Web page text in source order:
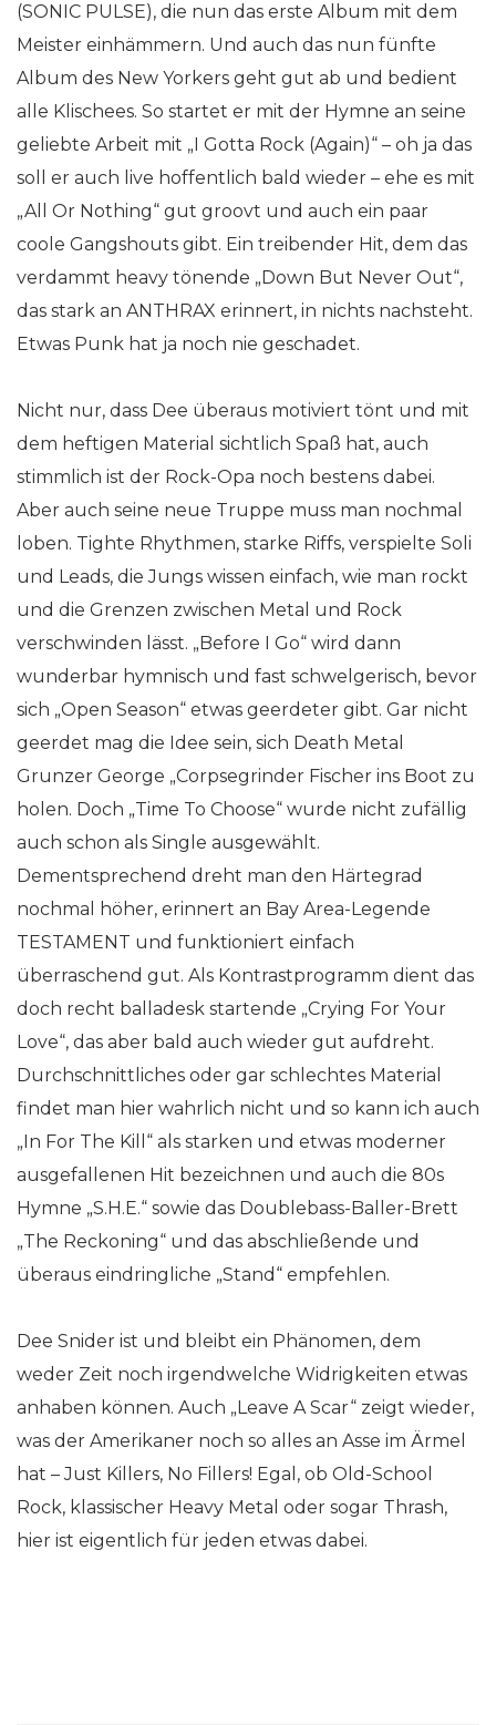
(SONIC PULSE), die nun das erste Album mit dem
Meister einhämmern. Und auch das nun fünfte
Album des New Yorkers geht gut ab und bedient
alle Klischees. So startet er mit der Hymne an seine
geliebte Arbeit mit „I Gotta Rock (Again)“ – oh ja das
soll er auch live hoffentlich bald wieder – ehe es mit
„All Or Nothing“ gut groovt und auch ein paar
coole Gangshouts gibt. Ein treibender Hit, dem das
verdammt heavy tönende „Down But Never Out“,
das stark an ANTHRAX erinnert, in nichts nachsteht.
Etwas Punk hat ja noch nie geschadet.
Nicht nur, dass Dee überaus motiviert tönt und mit
dem heftigen Material sichtlich Spaß hat, auch
stimmlich ist der Rock-Opa noch bestens dabei.
Aber auch seine neue Truppe muss man nochmal
loben. Tighte Rhythmen, starke Riffs, verspielte Soli
und Leads, die Jungs wissen einfach, wie man rockt
und die Grenzen zwischen Metal und Rock
verschwinden lässt. „Before I Go“ wird dann
wunderbar hymnisch und fast schwelgerisch, bevor
sich „Open Season“ etwas geerdeter gibt. Gar nicht
geerdet mag die Idee sein, sich Death Metal
Grunzer George „Corpsegrinder Fischer ins Boot zu
holen. Doch „Time To Choose“ wurde nicht zufällig
auch schon als Single ausgewählt.
Dementsprechend dreht man den Härtegrad
nochmal höher, erinnert an Bay Area-Legende
TESTAMENT und funktioniert einfach
überraschend gut. Als Kontrastprogramm dient das
doch recht balladesk startende „Crying For Your
Love“, das aber bald auch wieder gut aufdreht.
Durchschnittliches oder gar schlechtes Material
findet man hier wahrlich nicht und so kann ich auch
„In For The Kill“ als starken und etwas moderner
ausgefallenen Hit bezeichnen und auch die 80s
Hymne „S.H.E.“ sowie das Doublebass-Baller-Brett
„The Reckoning“ und das abschließende und
überaus eindringliche „Stand“ empfehlen.
Dee Snider ist und bleibt ein Phänomen, dem
weder Zeit noch irgendwelche Widrigkeiten etwas
anhaben können. Auch „Leave A Scar“ zeigt wieder,
was der Amerikaner noch so alles an Asse im Ärmel
hat – Just Killers, No Fillers! Egal, ob Old-School
Rock, klassischer Heavy Metal oder sogar Thrash,
hier ist eigentlich für jeden etwas dabei.